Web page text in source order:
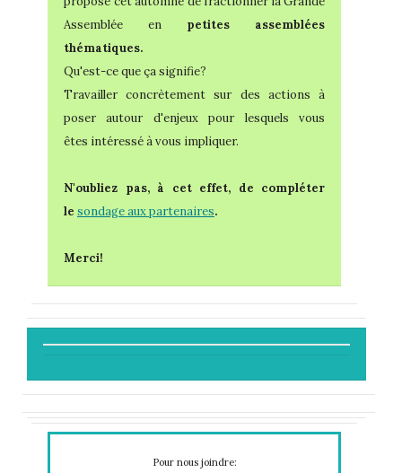
Assemblée en petites assemblées
thématiques.
Qu'est-ce que ça signifie?
Travailler concrètement sur des actions à
poser autour d'enjeux pour lesquels vous
êtes intéressé à vous impliquer.
N'oubliez pas, à cet effet, de compléter
le sondage aux partenaires.
Merci!
Pour nous joindre: